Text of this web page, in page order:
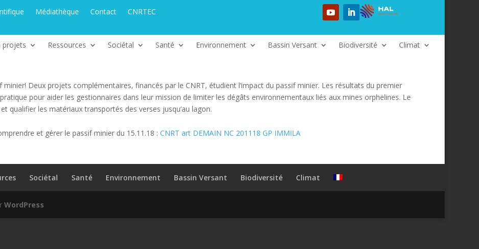
Médiathèque Contact
CNRTEC
projets Ressources Sociétal Santé Environnement Bassin Versant Biodiversité Climat
Deux projets complémentaires, financés par le CNRT, étudient l’impact du passif minier. Les résultats du premier
pour aider les gestionnaires dans leur mission de limiter les dégâts environnementaux liés aux mines orphelines. Le
qualifier les matériaux transportés des verses jusqu’au lagon.
et gérer le passif minier du 15.11.18 : CNRT art DEMAIN NC 201118 GP IMMILA
Sociétal Santé Environnement Bassin Versant Biodiversité Climat
WordPress